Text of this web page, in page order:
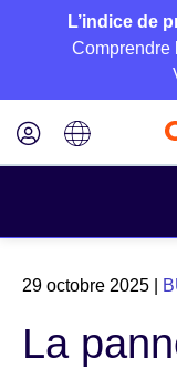
L’indice de
Comprendre
Rubriques
Business
29 octobre 2025
La